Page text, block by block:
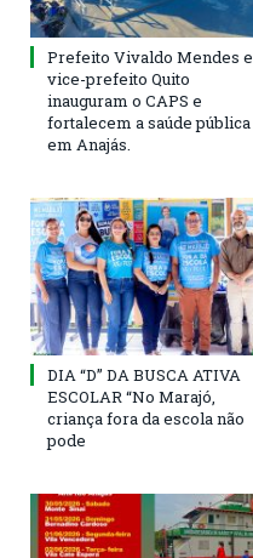
Prefeito Vivaldo Mendes e
vice-prefeito Quito
inauguram o CAPS e
fortalecem a saúde pública
em Anajás.
DIA “D” DA BUSCA ATIVA
ESCOLAR “No Marajó,
criança fora da escola não
pode